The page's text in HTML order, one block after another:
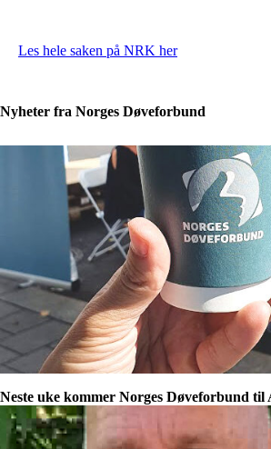
Les hele saken på NRK her
Nyheter fra Norges Døveforbund
Neste uke kommer Norges Døveforbund til